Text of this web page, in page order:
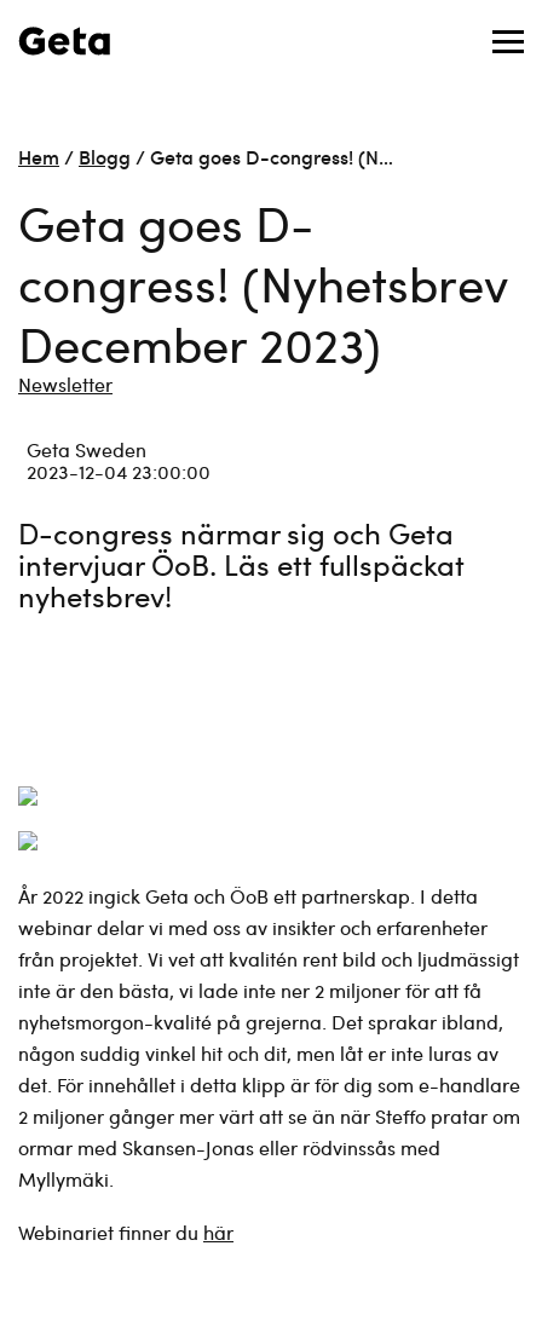
Hem / Blogg /Geta goes D-congress! (N…
Geta goes D-
congress! (Nyhetsbrev
December 2023)
Newsletter
Geta Sweden
2023-12-04 23:00:00
D-congress närmar sig och Geta
intervjuar ÖoB. Läs ett fullspäckat
nyhetsbrev!
År 2022 ingick Geta och ÖoB ett partnerskap. I detta
webinar delar vi med oss av insikter och erfarenheter
från projektet. Vi vet att kvalitén rent bild och ljudmässigt
inte är den bästa, vi lade inte ner 2 miljoner för att få
nyhetsmorgon-kvalité på grejerna. Det sprakar ibland,
någon suddig vinkel hit och dit, men låt er inte luras av
det. För innehållet i detta klipp är för dig som e-handlare
2 miljoner gånger mer värt att se än när Steffo pratar om
ormar med Skansen-Jonas eller rödvinssås med
Myllymäki.
Webinariet finner du här